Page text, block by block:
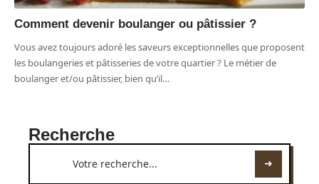
Comment devenir boulanger ou pâtissier ?
Vous avez toujours adoré les saveurs exceptionnelles que proposent
les boulangeries et pâtisseries de votre quartier ? Le métier de
boulanger et/ou pâtissier, bien qu’il…
Recherche